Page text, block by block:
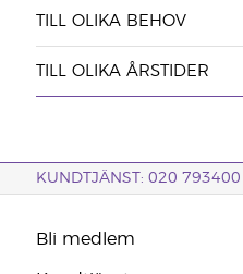
TILL OLIKA BEHOV
TILL OLIKA ÅRSTIDER
KUNDTJÄNST: 020 793400
Bli medlem